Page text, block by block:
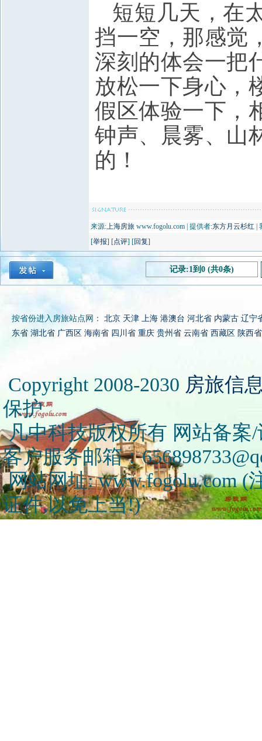
短短几天，在
挡一空，那感觉
深刻的体会一把
放松一下身心，
假区体验一下，
钟声、晨雾、山
的！
来源:上海房旅 www.fogolu.com | 提供者:东方月云杉红 |
[举报] [点评] [回复]
记录:1到0 (共0条)
按省份进入房旅站点网： 北京 天津 上海 港澳台 河北省 内蒙古 辽宁
东省 湖北省 广西区 海南省 四川省 重庆 贵州省 云南省 西藏区 陕西省
Copyright 2008-2030 房旅信
保护
凡中科技版权所有 网站备案/
客户服务邮箱：
网站网址: www.fogolu.com (
证件,以免上当!)